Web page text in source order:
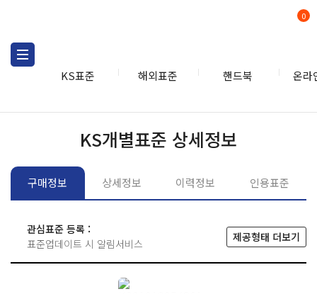
KS표준 해외표준 핸드북 온라
0
KS개별표준 상세정보
구매정보 상세정보 이력정보 인용표준
관심표준 등록 :
표준업데이트 시 알림서비스
제공형태 더보기